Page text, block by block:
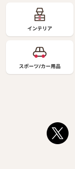
インテリア
スポーツ/カー用品